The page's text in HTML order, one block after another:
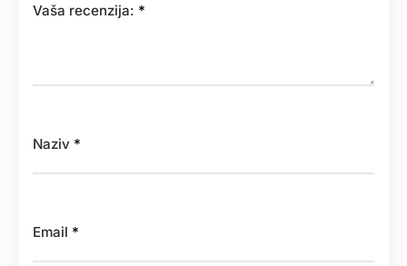
Vaša recenzija: *
Naziv *
Email *